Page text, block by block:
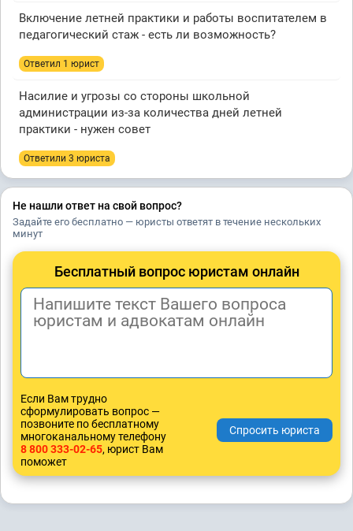
Включение летней практики и работы воспитателем в
педагогический стаж - есть ли возможность?
Ответил 1 юрист
Насилие и угрозы со стороны школьной
администрации из-за количества дней летней
практики - нужен совет
Ответили 3 юристa
Не нашли ответ на свой вопрос?
Задайте его бесплатно — юристы ответят в течение нескольких
минут
Бесплатный вопрос юристам онлайн
Если Вам трудно
сформулировать вопрос —
позвоните по бесплатному
многоканальному телефону
8 800 333-02-65, юрист Вам
поможет